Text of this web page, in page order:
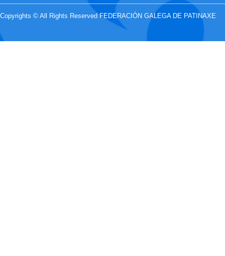
Copyrights © All Rights Reserved FEDERACIÓN GALEGA DE PATINAXE